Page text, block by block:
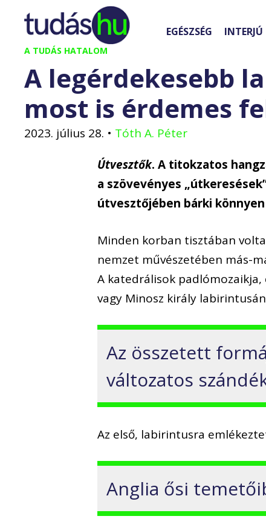
Kilépés
tartalomba
A TUDÁS HATALOM
EGÉSZSÉG INTERJÚ
A legérdekesebb
most is érdemes
2023. július 28. • Tóth A. Péter
Útvesztők. A titokzatos
a szövevényes
útvesztőjében bárki
Minden korban tisztában
nemzet művészetében más-
A katedrálisok
vagy Minosz király
Az összetett
változatos
Az első, labirintusra
Anglia ősi